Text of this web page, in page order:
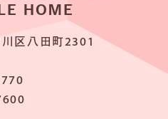
HOME
区八田町2301